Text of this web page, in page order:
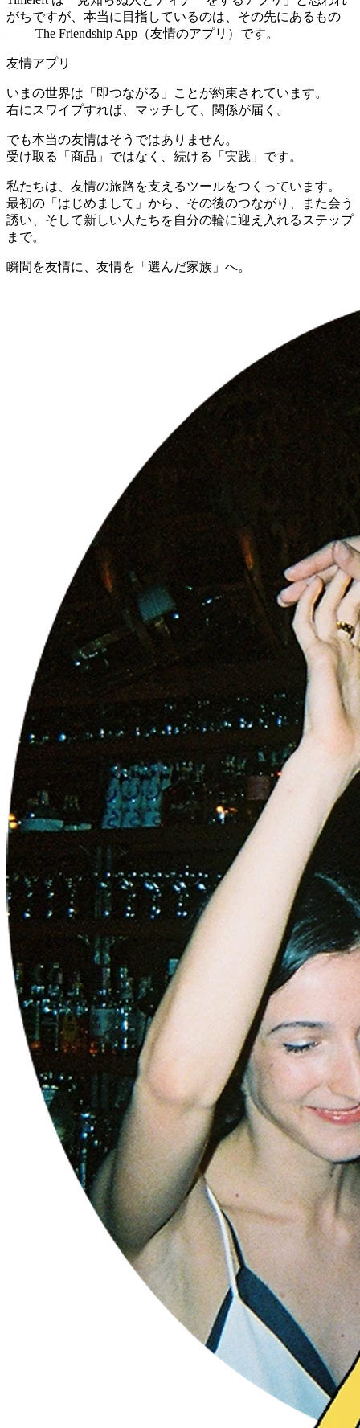
がちですが、本当に目指しているのは、その先にあるもの
—— The Friendship App（友情のアプリ）です。
友情アプリ
いまの世界は「即つながる」ことが約束されています。
右にスワイプすれば、マッチして、関係が届く。
でも本当の友情はそうではありません。
受け取る「商品」ではなく、続ける「実践」です。
私たちは、友情の旅路を支えるツールをつくっています。
最初の「はじめまして」から、その後のつながり、また会う
誘い、そして新しい人たちを自分の輪に迎え入れるステップ
まで。
瞬間を友情に、友情を「選んだ家族」へ。